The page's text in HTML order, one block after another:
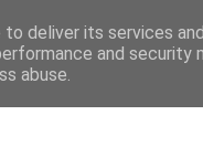
deliver its services
and
abuse.